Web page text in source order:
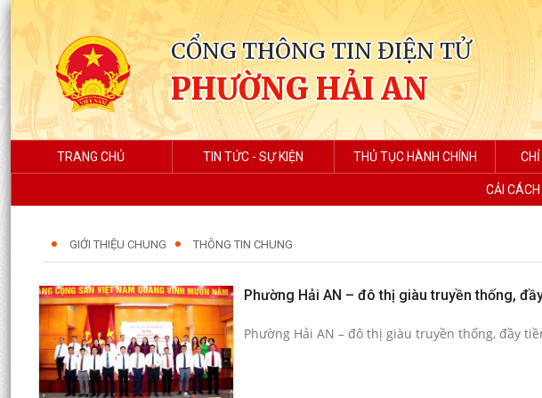
CỔNG THÔNG TIN ĐIỆN TỬ
PHƯỜNG HẢI AN
TRANG CHỦ TIN TỨC - SỰ KIỆN THỦ TỤC HÀNH CHÍNH
CẢI
GIỚI THIỆU CHUNG THÔNG TIN CHUNG
Phường Hải AN – đô thị giàu truyền thống,
Phường Hải AN – đô thị giàu truyền thống, đầy